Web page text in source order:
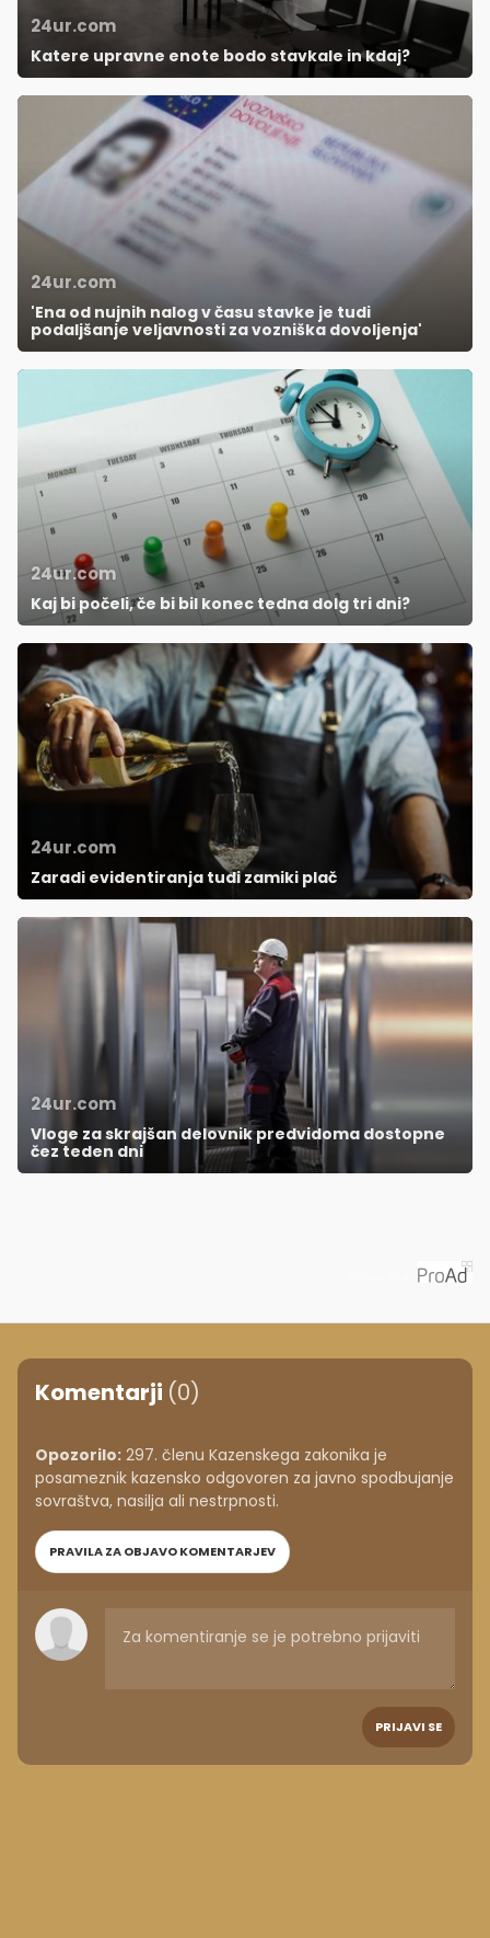
24ur.com
Katere upravne enote bodo stavkale in kdaj?
24ur.com
'Ena od nujnih nalog v času stavke je tudi
podaljšanje veljavnosti za vozniška dovoljenja'
24ur.com
Kaj bi počeli, če bi bil konec tedna dolg tri dni?
24ur.com
Zaradi evidentiranja tudi zamiki plač
24ur.com
Vloge za skrajšan delovnik predvidoma dostopne
čez teden dni
Komentarji (0)
Opozorilo: 297. členu Kazenskega zakonika je
posameznik kazensko odgovoren za javno spodbujanje
sovraštva, nasilja ali nestrpnosti.
PRAVILA ZA OBJAVO KOMENTARJEV
PRIJAVI SE